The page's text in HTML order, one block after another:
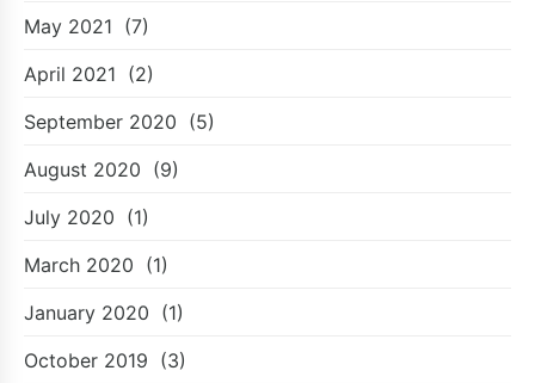
May 2021 (7)
April 2021 (2)
September 2020 (5)
August 2020 (9)
July 2020 (1)
March 2020 (1)
January 2020 (1)
October 2019 (3)